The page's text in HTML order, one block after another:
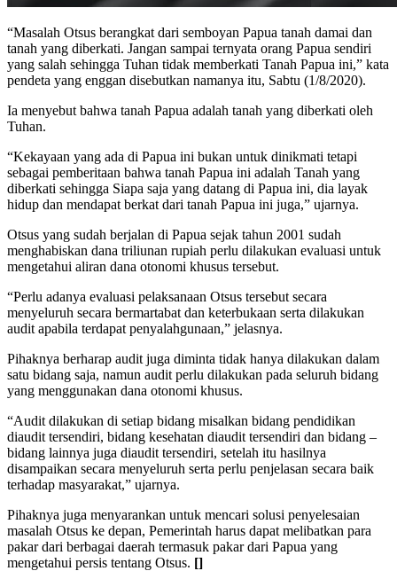
“Masalah Otsus berangkat dari semboyan Papua tanah damai dan
tanah yang diberkati. Jangan sampai ternyata orang Papua sendiri
yang salah sehingga Tuhan tidak memberkati Tanah Papua ini,” kata
pendeta yang enggan disebutkan namanya itu, Sabtu (1/8/2020).
Ia menyebut bahwa tanah Papua adalah tanah yang diberkati oleh
Tuhan.
“Kekayaan yang ada di Papua ini bukan untuk dinikmati tetapi
sebagai pemberitaan bahwa tanah Papua ini adalah Tanah yang
diberkati sehingga Siapa saja yang datang di Papua ini, dia layak
hidup dan mendapat berkat dari tanah Papua ini juga,” ujarnya.
Otsus yang sudah berjalan di Papua sejak tahun 2001 sudah
menghabiskan dana triliunan rupiah perlu dilakukan evaluasi untuk
mengetahui aliran dana otonomi khusus tersebut.
“Perlu adanya evaluasi pelaksanaan Otsus tersebut secara
menyeluruh secara bermartabat dan keterbukaan serta dilakukan
audit apabila terdapat penyalahgunaan,” jelasnya.
Pihaknya berharap audit juga diminta tidak hanya dilakukan dalam
satu bidang saja, namun audit perlu dilakukan pada seluruh bidang
yang menggunakan dana otonomi khusus.
“Audit dilakukan di setiap bidang misalkan bidang pendidikan
diaudit tersendiri, bidang kesehatan diaudit tersendiri dan bidang –
bidang lainnya juga diaudit tersendiri, setelah itu hasilnya
disampaikan secara menyeluruh serta perlu penjelasan secara baik
terhadap masyarakat,” ujarnya.
Pihaknya juga menyarankan untuk mencari solusi penyelesaian
masalah Otsus ke depan, Pemerintah harus dapat melibatkan para
pakar dari berbagai daerah termasuk pakar dari Papua yang
mengetahui persis tentang Otsus. []